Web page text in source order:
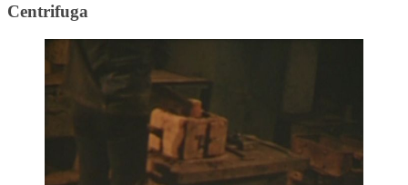
Centrifuga